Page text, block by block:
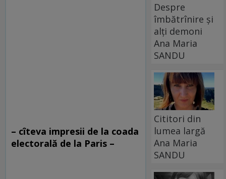
– cîteva impresii de la coada
electorală de la Paris –
Despre
îmbătrînire și
alți demoni
Ana Maria
SANDU
Cititori din
lumea largă
Ana Maria
SANDU